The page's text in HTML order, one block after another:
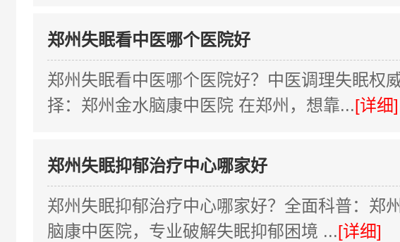
郑州失眠看中医哪个医院好
郑州失眠看中医哪个医院好？中医调理失眠权
择：郑州金水脑康中医院 在郑州，想靠...[详细]
郑州失眠抑郁治疗中心哪家好
郑州失眠抑郁治疗中心哪家好？全面科普：郑
脑康中医院，专业破解失眠抑郁困境 ...[详细]